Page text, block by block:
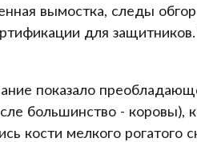
вымостка, следы
для
показало
большинство - коровы),
кости мелкого рогатого